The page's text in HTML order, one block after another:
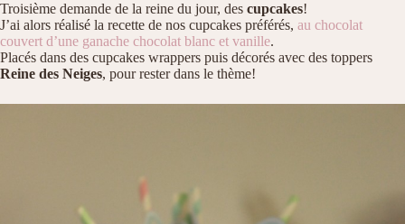
Troisième demande de la reine du jour, des cupcakes!
J’ai alors réalisé la recette de nos cupcakes préférés, au chocolat
couvert d’une ganache chocolat blanc et vanille.
Placés dans des cupcakes wrappers puis décorés avec des toppers
Reine des Neiges, pour rester dans le thème!